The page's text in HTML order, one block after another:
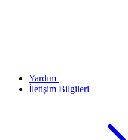
Yardım
İletişim Bilgileri